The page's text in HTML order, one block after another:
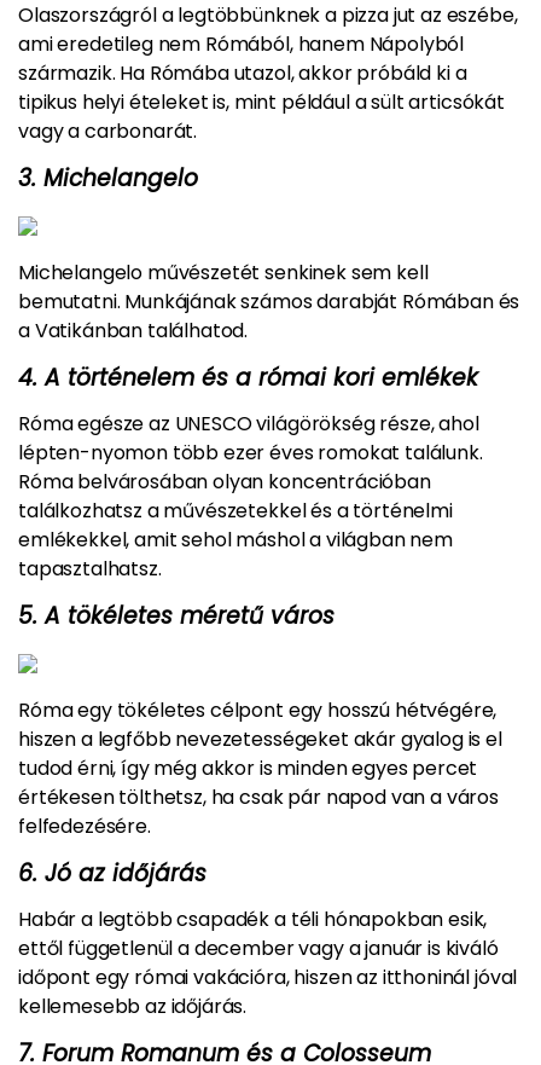
Olaszországról a legtöbbünknek a pizza jut az eszébe,
ami eredetileg nem Rómából, hanem Nápolyból
származik. Ha Rómába utazol, akkor próbáld ki a
tipikus helyi ételeket is, mint például a sült articsókát
vagy a carbonarát.
3. Michelangelo
Michelangelo művészetét senkinek sem kell
bemutatni. Munkájának számos darabját Rómában és
a Vatikánban találhatod.
4. A történelem és a római kori emlékek
Róma egésze az UNESCO világörökség része, ahol
lépten-nyomon több ezer éves romokat találunk.
Róma belvárosában olyan koncentrációban
találkozhatsz a művészetekkel és a történelmi
emlékekkel, amit sehol máshol a világban nem
tapasztalhatsz.
5. A tökéletes méretű város
Róma egy tökéletes célpont egy hosszú hétvégére,
hiszen a legfőbb nevezetességeket akár gyalog is el
tudod érni, így még akkor is minden egyes percet
értékesen tölthetsz, ha csak pár napod van a város
felfedezésére.
6. Jó az időjárás
Habár a legtöbb csapadék a téli hónapokban esik,
ettől függetlenül a december vagy a január is kiváló
időpont egy római vakációra, hiszen az itthoninál jóval
kellemesebb az időjárás.
7. Forum Romanum és a Colosseum